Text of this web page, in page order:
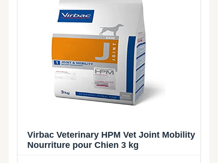
Virbac Veterinary HPM Vet Joint Mobility
Nourriture pour Chien 3 kg